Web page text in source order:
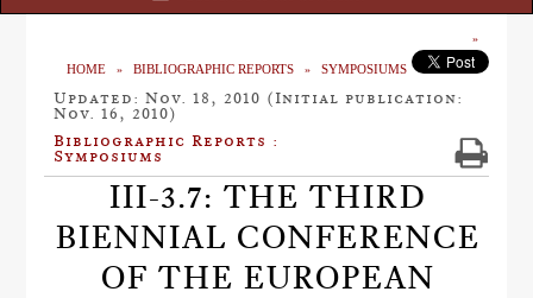
HOME BIBLIOGRAPHIC REPORTS SYMPOSIUMS
Updated: Nov. 18, 2010 (Initial publication:
Nov. 16, 2010)
Bibliographic Reports :
Symposiums
III-3.7: THE THIRD
BIENNIAL CONFERENCE
OF THE EUROPEAN